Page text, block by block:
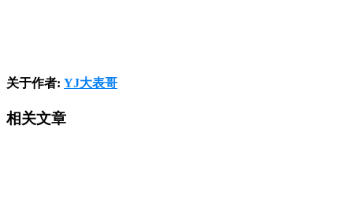
关于作者: YJ大表哥
相关文章